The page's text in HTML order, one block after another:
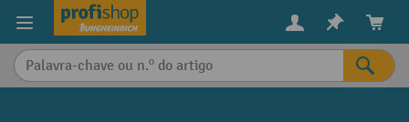
principal